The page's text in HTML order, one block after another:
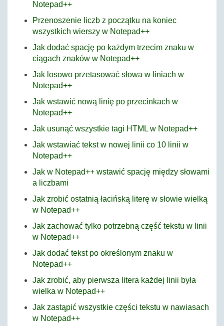
Notepad++
Przenoszenie liczb z początku na koniec
wszystkich wierszy w Notepad++
Jak dodać spację po każdym trzecim znaku w
ciągach znaków w Notepad++
Jak losowo przetasować słowa w liniach w
Notepad++
Jak wstawić nową linię po przecinkach w
Notepad++
Jak usunąć wszystkie tagi HTML w Notepad++
Jak wstawiać tekst w nowej linii co 10 linii w
Notepad++
Jak w Notepad++ wstawić spację między słowami
a liczbami
Jak zrobić ostatnią łacińską literę w słowie wielką
w Notepad++
Jak zachować tylko potrzebną część tekstu w linii
w Notepad++
Jak dodać tekst po określonym znaku w
Notepad++
Jak zrobić, aby pierwsza litera każdej linii była
wielka w Notepad++
Jak zastąpić wszystkie części tekstu w nawiasach
w Notepad++